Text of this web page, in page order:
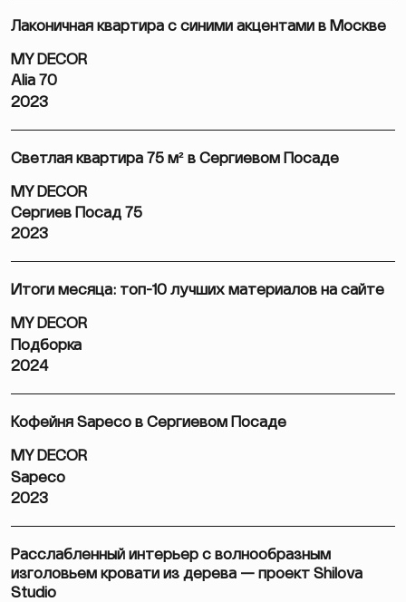
Лаконичная квартира с синими акцентами в Москве
MY DECOR
Alia 70
2023
Светлая квартира 75 м² в Сергиевом Посаде
MY DECOR
Сергиев Посад 75
2023
Итоги месяца: топ-10 лучших материалов на сайте
MY DECOR
Подборка
2024
Кофейня Sapeco в Сергиевом Посаде
MY DECOR
Sapeco
2023
Расслабленный интерьер с волнообразным
изголовьем кровати из дерева — проект Shilova
Studio